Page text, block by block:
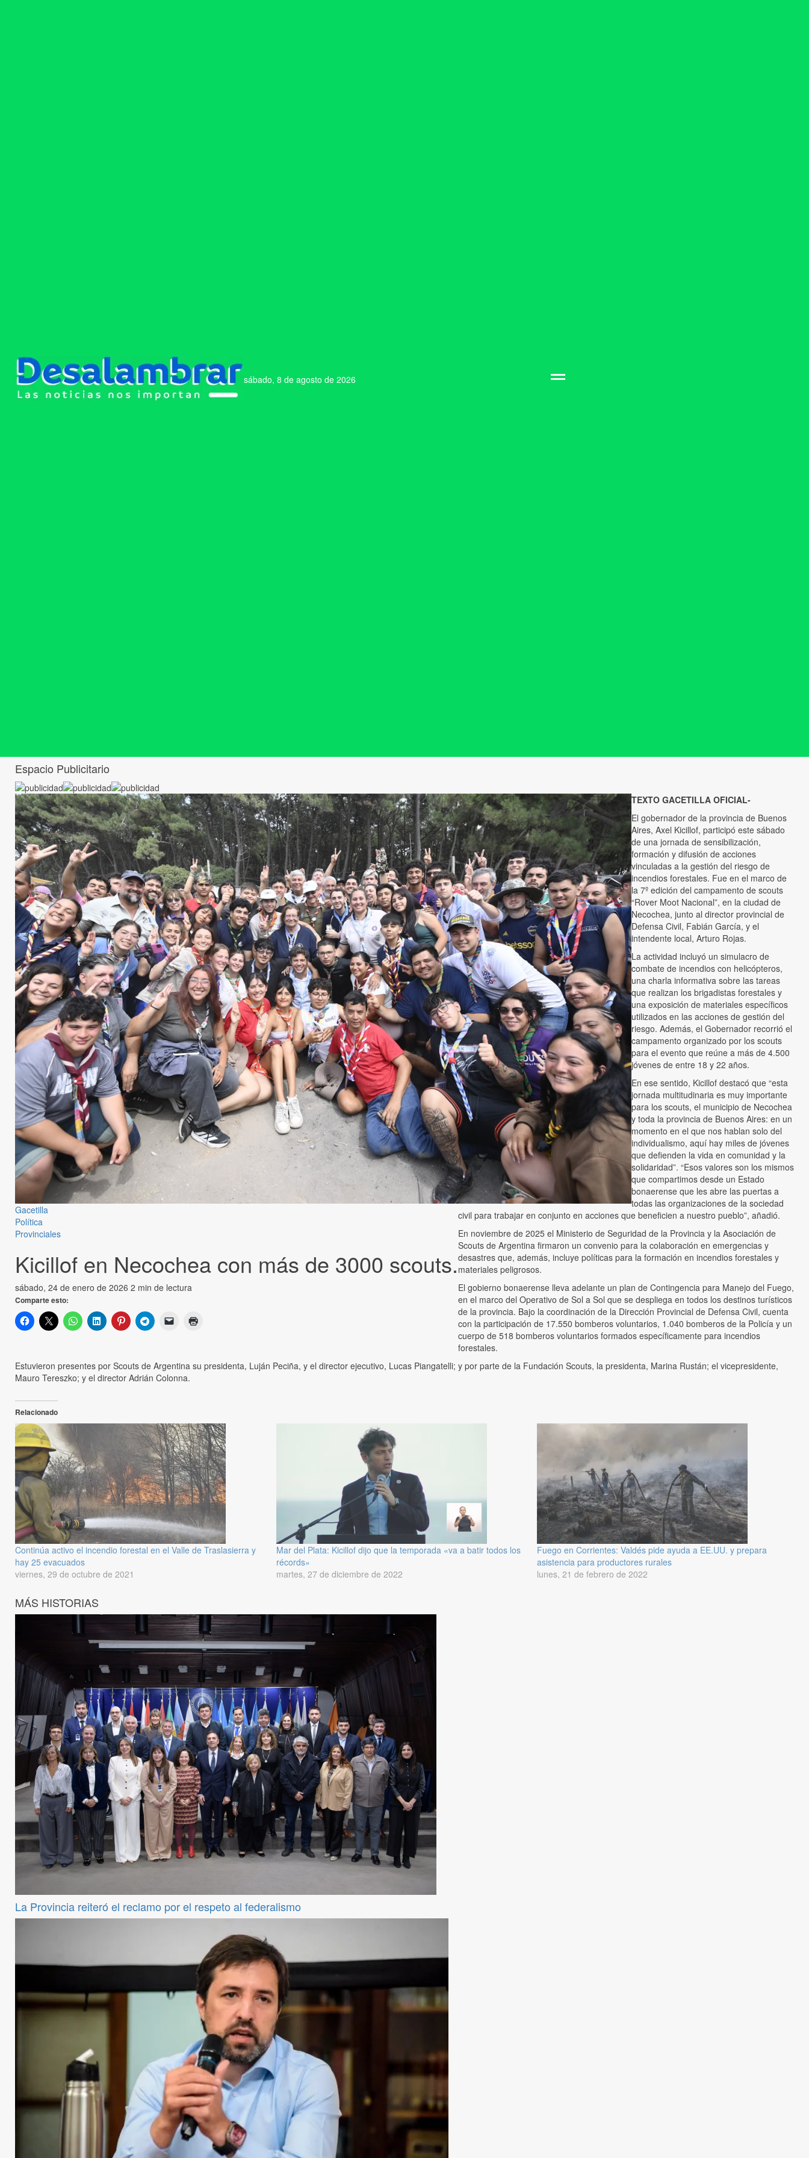
sábado, 8 de agosto de 2026
Espacio Publicitario
Gacetilla
Política
Provinciales
Kicillof en Necochea con más de 3000 scouts.
sábado, 24 de enero de 2026 2 min de lectura
Comparte esto:
TEXTO GACETILLA OFICIAL-
El gobernador de la provincia de Buenos
Aires, Axel Kicillof, participó este sábado
de una jornada de sensibilización,
formación y difusión de acciones
vinculadas a la gestión del riesgo de
incendios forestales. Fue en el marco de
la 7º edición del campamento de scouts
“Rover Moot Nacional”, en la ciudad de
Necochea, junto al director provincial de
Defensa Civil, Fabián García, y el
intendente local, Arturo Rojas.
La actividad incluyó un simulacro de
combate de incendios con helicópteros,
una charla informativa sobre las tareas
que realizan los brigadistas forestales y
una exposición de materiales específicos
utilizados en las acciones de gestión del
riesgo. Además, el Gobernador recorrió el
campamento organizado por los scouts
para el evento que reúne a más de 4.500
jóvenes de entre 18 y 22 años.
En ese sentido, Kicillof destacó que “esta
jornada multitudinaria es muy importante
para los scouts, el municipio de Necochea
y toda la provincia de Buenos Aires: en un
momento en el que nos hablan solo del
individualismo, aquí hay miles de jóvenes
que defienden la vida en comunidad y la
solidaridad”. “Esos valores son los mismos
que compartimos desde un Estado
bonaerense que les abre las puertas a
todas las organizaciones de la sociedad
civil para trabajar en conjunto en acciones que beneficien a nuestro pueblo”, añadió.
En noviembre de 2025 el Ministerio de Seguridad de la Provincia y la Asociación de
Scouts de Argentina firmaron un convenio para la colaboración en emergencias y
desastres que, además, incluye políticas para la formación en incendios forestales y
materiales peligrosos.
El gobierno bonaerense lleva adelante un plan de Contingencia para Manejo del Fuego,
en el marco del Operativo de Sol a Sol que se despliega en todos los destinos turísticos
de la provincia. Bajo la coordinación de la Dirección Provincial de Defensa Civil, cuenta
con la participación de 17.550 bomberos voluntarios, 1.040 bomberos de la Policía y un
cuerpo de 518 bomberos voluntarios formados específicamente para incendios
forestales.
Estuvieron presentes por Scouts de Argentina su presidenta, Luján Peciña, y el director ejecutivo, Lucas Piangatelli; y por parte de la Fundación Scouts, la presidenta, Marina Rustán; el vicepresidente,
Mauro Tereszko; y el director Adrián Colonna.
Relacionado
Continúa activo el incendio forestal en el Valle de Traslasierra y
hay 25 evacuados
viernes, 29 de octubre de 2021
Mar del Plata: Kicillof dijo que la temporada «va a batir todos los
récords»
martes, 27 de diciembre de 2022
Fuego en Corrientes: Valdés pide ayuda a EE.UU. y prepara
asistencia para productores rurales
lunes, 21 de febrero de 2022
MÁS HISTORIAS
La Provincia reiteró el reclamo por el respeto al federalismo